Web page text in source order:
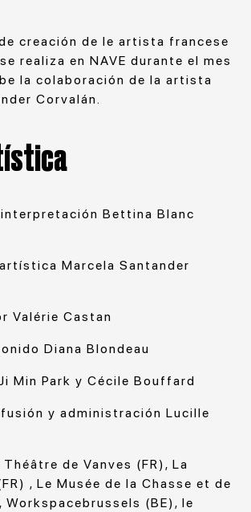
creación de le artista francese
realiza en NAVE durante el mes
la colaboración de la artista
Corvalán.
Bettina Blanc
Marcela Santander
Valérie Castan
Diana Blondeau
Min Park y Cécile Bouffard
y administración Lucille
de Vanves (FR), La
, Le Musée de la Chasse et de
Workspacebrussels (BE), le